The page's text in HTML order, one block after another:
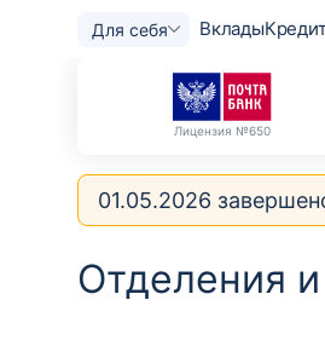
Для себя Вклады
Лицензия №650
01.05.2026
Отделения